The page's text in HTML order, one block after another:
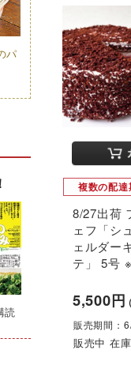
複数の配
8/27出荷
ェフ「シ
ェルダー
テ」 5号
5,500円
販売期間：
販売中 在
パ
読